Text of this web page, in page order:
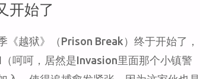
待
开始了
《越狱》（Prison Break）终于开始了，
（呵呵，居然是Invasion里面那个小镇警